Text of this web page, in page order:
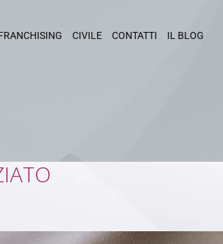
CIVILE CONTATTI IL BLOG